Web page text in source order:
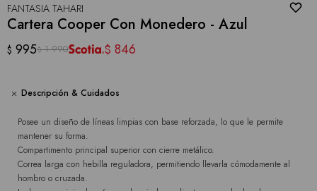
FANTASIA TAHARI
Cartera Cooper Con Monedero - Azul
$ 995$ 1.990 $ 846
Descripción & Cuidados
Posee un diseño de líneas limpias con base reforzada, lo que le permite
mantener su forma.
Compartimento principal superior con cierre metálico.
Correa larga con hebilla reguladora, permitiendo llevarla cómodamente al
hombro o cruzada.